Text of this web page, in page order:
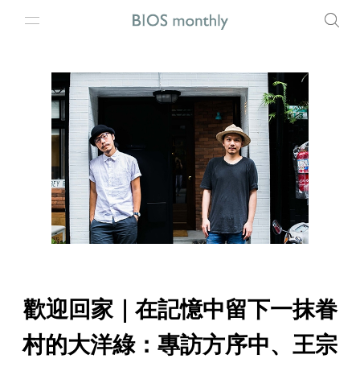
歡迎回家｜在記憶中留下一抹眷
村的大洋綠：專訪方序中、王宗